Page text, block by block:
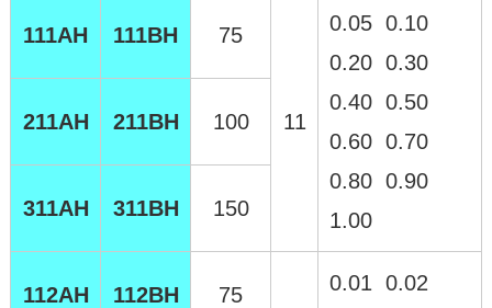
111AH 111BH 75
11
0.05 0.10
0.20 0.30
0.40 0.50
0.60 0.70
0.80 0.90
1.00
211AH 211BH 100
311AH 311BH 150
112AH 112BH 75
0.01 0.02